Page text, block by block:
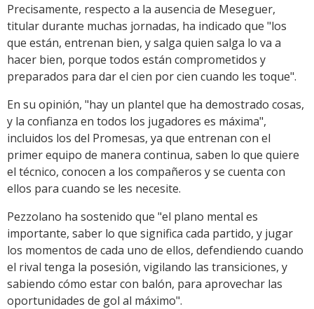
Precisamente, respecto a la ausencia de Meseguer,
titular durante muchas jornadas, ha indicado que "los
que están, entrenan bien, y salga quien salga lo va a
hacer bien, porque todos están comprometidos y
preparados para dar el cien por cien cuando les toque".
En su opinión, "hay un plantel que ha demostrado cosas,
y la confianza en todos los jugadores es máxima",
incluidos los del Promesas, ya que entrenan con el
primer equipo de manera continua, saben lo que quiere
el técnico, conocen a los compañeros y se cuenta con
ellos para cuando se les necesite.
Pezzolano ha sostenido que "el plano mental es
importante, saber lo que significa cada partido, y jugar
los momentos de cada uno de ellos, defendiendo cuando
el rival tenga la posesión, vigilando las transiciones, y
sabiendo cómo estar con balón, para aprovechar las
oportunidades de gol al máximo".